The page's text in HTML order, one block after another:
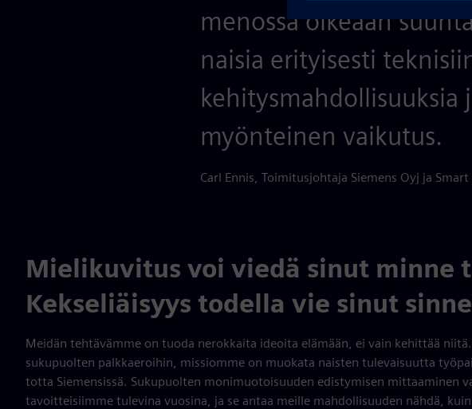
menossa oikeaan
naisia erityisesti
kehitysmahdollisuuksia
myönteinen vaikutus.
Carl Ennis, Toimitusjohtaja Siemens Oyj ja
Mielikuvitus voi viedä sinut minne
Kekseliäisyys todella vie sinut
Meidän tehtävämme on tuoda nerokkaita ideoita elämään, ei vain kehittää
sukupuolten palkkaeroihin, missiomme on muokata naisten tulevaisuutta
totta Siemensissä. Sukupuolten monimuotoisuuden edistymisen mittaaminen
tavoitteisiimme tulevina vuosina, ja se antaa meille mahdollisuuden nähdä,